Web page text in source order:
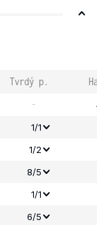
Tvrdý p.
-
1/1
1/2
8/5
1/1
6/5